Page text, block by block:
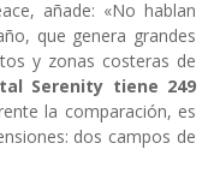
añade: «No hablan
que genera grandes
y zonas costeras de
Serenity tiene 249
la comparación, es
dos campos de